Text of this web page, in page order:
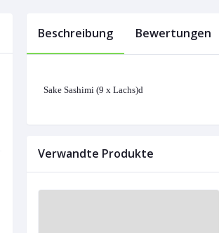
Beschreibung Bewertungen
Sake Sashimi (9 x Lachs)d
Verwandte Produkte